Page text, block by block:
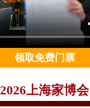
领取免费门票
2026上海家博会